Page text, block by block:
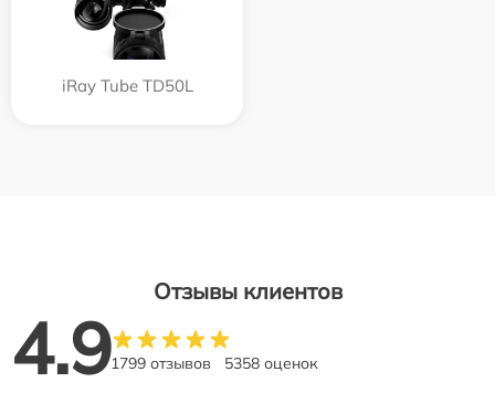
iRay Tube TD50L
Отзывы клиентов
4.91799 отзывов 5358 оценок